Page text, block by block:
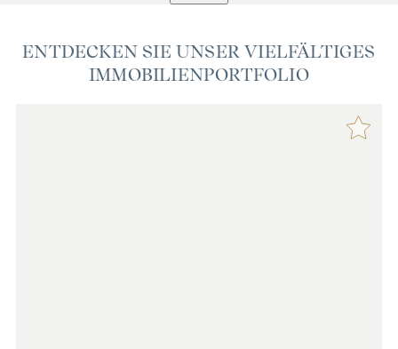
ENTDECKEN SIE UNSER VIELFÄLTIGES
IMMOBILIENPORTFOLIO